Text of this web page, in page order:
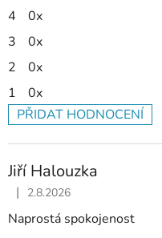
4
0x
3
0x
2
0x
1
0x
PŘIDAT HODNOCENÍ
p
s
Jiří Halouzka
Hodnocení obchodu je 5 z
| 2.8.2026
Naprostá spokojenost